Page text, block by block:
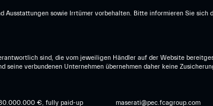
sowie Irrtümer vorbehalten. Bitte informieren Sie sich
sind, die vom jeweiligen Händler auf der Website
verbundenen Unternehmen übernehmen daher keine
€, fully paid-up maserati@pec.fcagroup.com